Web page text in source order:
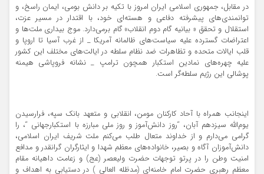
در مقابل، جمهوری اسلامی ایران امروز با تکیه بر دانش بومی، ایمان راسخ، و
توانمندی‌های پیشرفته دفاعی و هسته‌ای خود، با اقتدار در مسیر عزت،
استقلال و تحقق « بیانیه گام دوم انقلاب» گام برمی‌دارد. موج بیداری ملت‌ها و
اعتراضات گسترده علیه سیاست‌های ظالمانه آمریکا _ از غرب آسیا تا اروپا و
قلب ایالات متحده و تظاهرات ضد نظام سلطه در ایالت‌های مختلف این کشور
علیه چهره‌های نمادین استکبار همچون ترامپ _ نشانه فروپاشی هیمنه
پوشالی این رژیم سلطه‌گر است.
اینجانب همراه با آحاد کارکنان مومن، انقلابی و متعهد بانک سپه، فرارسیدن
یوم‌الله سیزدهم آبان، “روز دانش‌آموز و روز ملی مبارزه با استکبار‌جهانی “، را
گرامی می‌دارم و از خداوند متعال طلب می‌کنم ملت شریف ایران اسلامی،
دانش‌آموزان آگاه و بصیر، خانواده‌های معظم شهدا و ایثارگران گرانقدر و مدافع
امنیت وطن را در پرتو توجهات حضرت ولیعصر (عج) و زعامت داهیانه مقام
معظم رهبری حضرت امام خامنه‌ای (مدظله العالی ) در دستیابی به اهداف و